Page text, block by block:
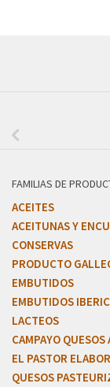
FAMILIAS DE
ACEITES
ACEITUNAS Y
CONSERVAS
PRODUCTO
EMBUTIDOS
EMBUTIDOS
LACTEOS
CAMPAYO
EL PASTOR
QUESOS